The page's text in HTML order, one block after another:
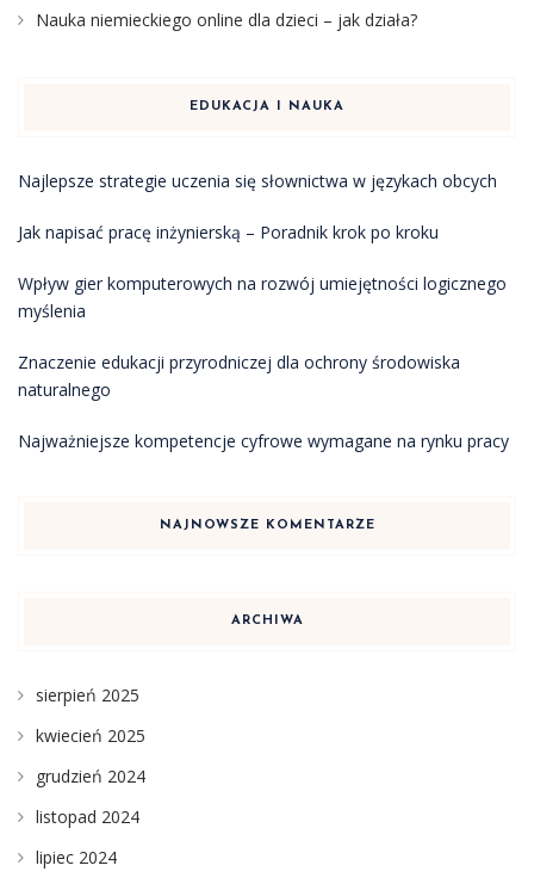
Nauka niemieckiego online dla dzieci – jak działa?
EDUKACJA I NAUKA
Najlepsze strategie uczenia się słownictwa w językach obcych
Jak napisać pracę inżynierską – Poradnik krok po kroku
Wpływ gier komputerowych na rozwój umiejętności logicznego
myślenia
Znaczenie edukacji przyrodniczej dla ochrony środowiska
naturalnego
Najważniejsze kompetencje cyfrowe wymagane na rynku pracy
NAJNOWSZE KOMENTARZE
ARCHIWA
sierpień 2025
kwiecień 2025
grudzień 2024
listopad 2024
lipiec 2024